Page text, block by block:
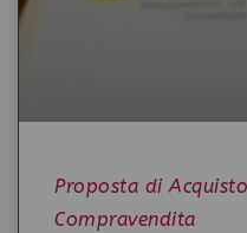
Proposta di
Compravendita